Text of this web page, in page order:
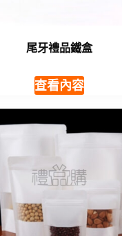
尾牙禮品鐵盒
查看內容